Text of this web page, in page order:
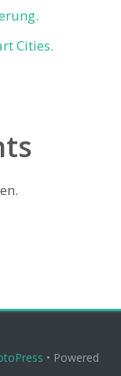
Cities.
• Powered